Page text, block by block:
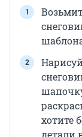
хотите
детали